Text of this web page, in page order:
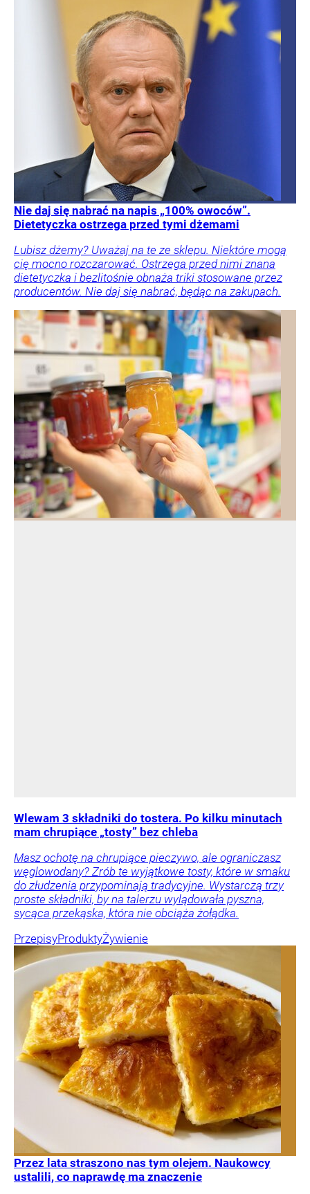
Nie daj się nabrać na napis „100% owoców”.
Dietetyczka ostrzega przed tymi dżemami
Lubisz dżemy? Uważaj na te ze sklepu. Niektóre mogą
cię mocno rozczarować. Ostrzega przed nimi znana
dietetyczka i bezlitośnie obnaża triki stosowane przez
producentów. Nie daj się nabrać, będąc na zakupach.
Wlewam 3 składniki do tostera. Po kilku minutach
mam chrupiące „tosty” bez chleba
Masz ochotę na chrupiące pieczywo, ale ograniczasz
węglowodany? Zrób te wyjątkowe tosty, które w smaku
do złudzenia przypominają tradycyjne. Wystarczą trzy
proste składniki, by na talerzu wylądowała pyszna,
sycąca przekąska, która nie obciąża żołądka.
PrzepisyProduktyŻywienie
Przez lata straszono nas tym olejem. Naukowcy
ustalili, co naprawdę ma znaczenie